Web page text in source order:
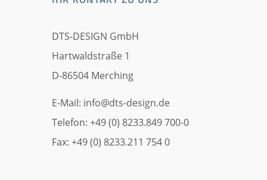
DTS-DESIGN GmbH
Hartwaldstraße 1
D-86504 Merching
E-Mail: info@dts-design.de
Telefon: +49 (0) 8233.849 700-0
Fax: +49 (0) 8233.211 754 0